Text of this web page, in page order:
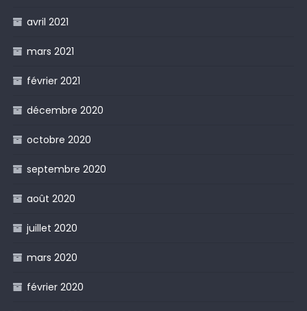
avril 2021
mars 2021
février 2021
décembre 2020
octobre 2020
septembre 2020
août 2020
juillet 2020
mars 2020
février 2020